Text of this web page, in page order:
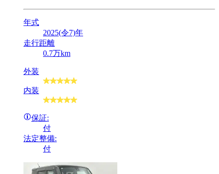
年式
2025(令7)年
走行距離
0.7万km
外装
内装
保証:
付
法定整備:
付